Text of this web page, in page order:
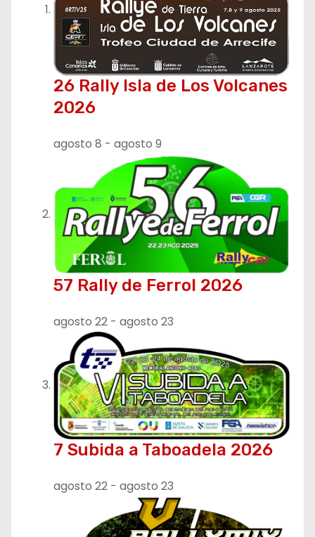
26 Rally Isla de Los Volcanes
2026
agosto 8 - agosto 9
57 Rally de Ferrol 2026
agosto 22 - agosto 23
7 Subida a Taboadela 2026
agosto 22 - agosto 23